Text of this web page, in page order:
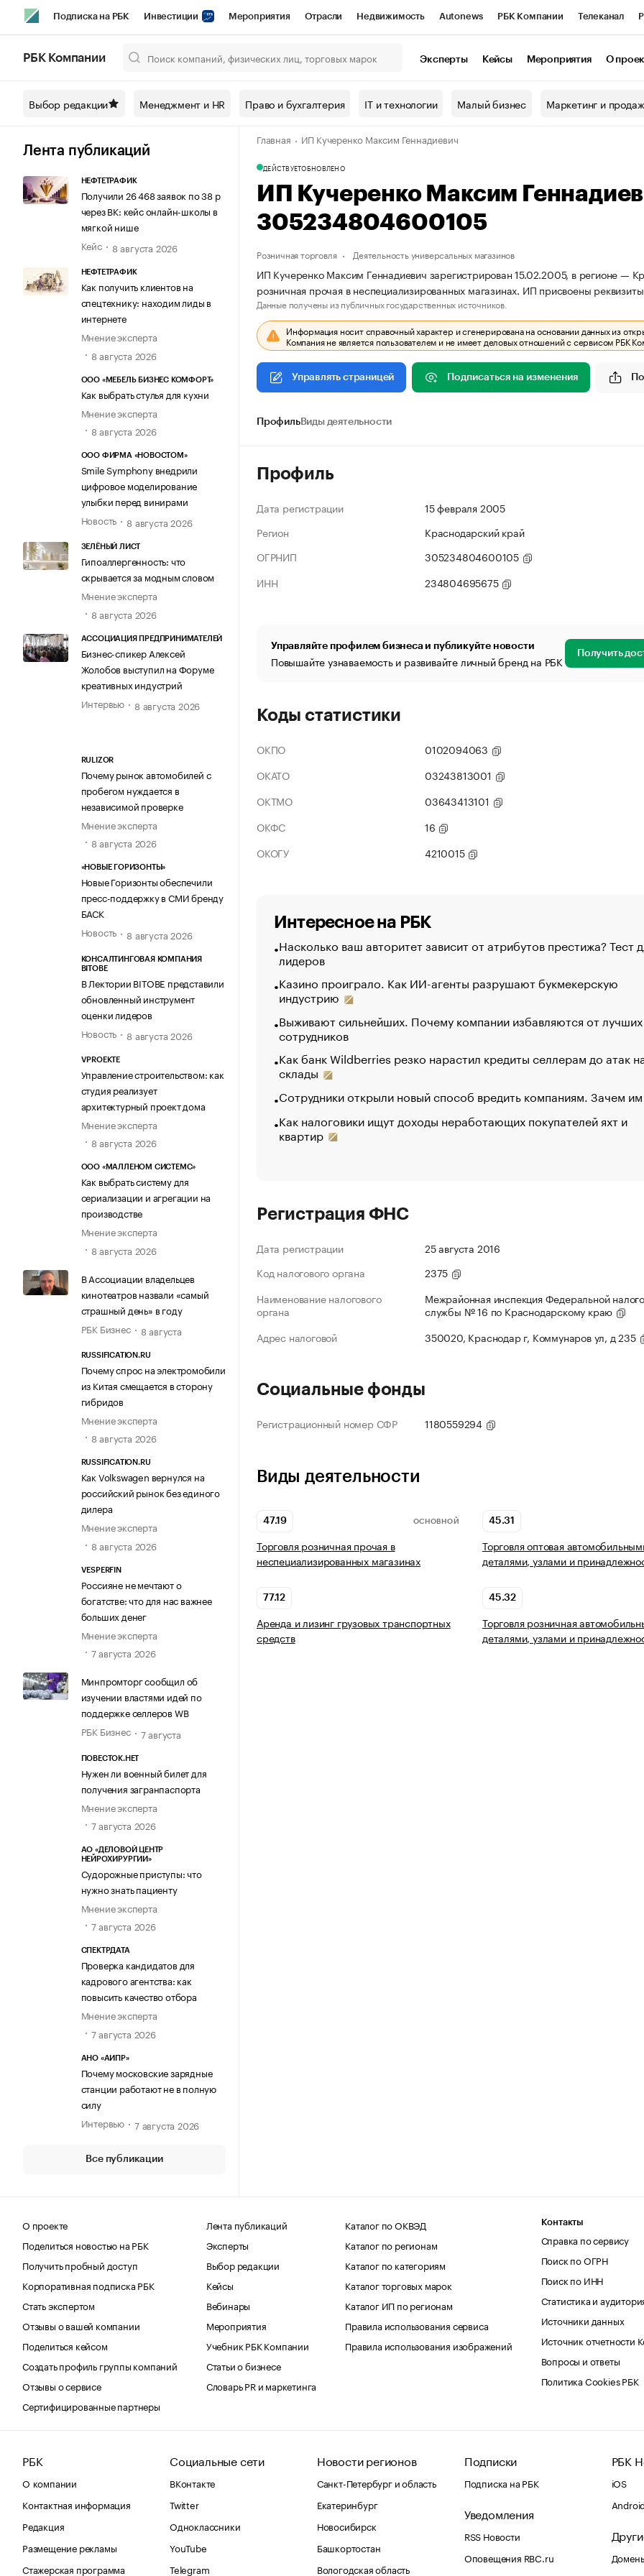
Подписка на РБК Инвестиции Мероприятия Отрасли Недвижимость Autonews РБК Компании Телеканал
Спецпроекты СПб Конференции СПб Спецпроекты Проверка контрагентов
Технологии и медиа Рынок наличной валюты
РБК Компании Эксперты Кейсы Мероприятия О
Выбор редакции Менеджмент и HR Право и бухгалтерия IT и технологии Малый бизнес Маркетинг и
Лента публикаций
НЕФТЕТРАФИК
Получили 26 468 заявок по 38 р
через ВК: кейс онлайн-школы в
мягкой нише
Кейс
8 августа 2026
НЕФТЕТРАФИК
Как получить клиентов на
спецтехнику: находим лиды в
интернете
Мнение эксперта
8 августа 2026
ООО «МЕБЕЛЬ БИЗНЕС КОМФОРТ»
Как выбрать стулья для кухни
Мнение эксперта
8 августа 2026
ООО ФИРМА «НОВОСТОМ»
Smile Symphony внедрили
цифровое моделирование
улыбки перед винирами
Новость
8 августа 2026
ЗЕЛЁНЫЙ ЛИСТ
Гипоаллергенность: что
скрывается за модным словом
Мнение эксперта
8 августа 2026
АССОЦИАЦИЯ ПРЕДПРИНИМАТЕЛЕЙ
Бизнес-спикер Алексей
Жолобов выступил на Форуме
креативных индустрий
Интервью
8 августа 2026
RULIZOR
Почему рынок автомобилей с
пробегом нуждается в
независимой проверке
Мнение эксперта
8 августа 2026
«НОВЫЕ ГОРИЗОНТЫ»
Новые Горизонты обеспечили
пресс-поддержку в СМИ бренду
БАСК
Новость
8 августа 2026
КОНСАЛТИНГОВАЯ КОМПАНИЯ
BITOBE
В Лектории BITOBE представили
обновленный инструмент
оценки лидеров
Новость
8 августа 2026
VPROEKTE
Управление строительством: как
студия реализует
архитектурный проект дома
Мнение эксперта
8 августа 2026
ООО «МАЛЛЕНОМ СИСТЕМС»
Как выбрать систему для
сериализации и агрегации на
производстве
Мнение эксперта
8 августа 2026
В Ассоциации владельцев
кинотеатров назвали «самый
страшный день» в году
РБК Бизнес
8 августа
RUSSIFICATION.RU
Почему спрос на электромобили
из Китая смещается в сторону
гибридов
Мнение эксперта
8 августа 2026
RUSSIFICATION.RU
Как Volkswagen вернулся на
российский рынок без единого
дилера
Мнение эксперта
8 августа 2026
VESPERFIN
Россияне не мечтают о
богатстве: что для нас важнее
больших денег
Мнение эксперта
7 августа 2026
Минпромторг сообщил об
изучении властями идей по
поддержке селлеров WB
РБК Бизнес
7 августа
ПОВЕСТОК.НЕТ
Нужен ли военный билет для
получения загранпаспорта
Мнение эксперта
7 августа 2026
АО «ДЕЛОВОЙ ЦЕНТР
НЕЙРОХИРУРГИИ»
Судорожные приступы: что
нужно знать пациенту
Мнение эксперта
7 августа 2026
СПЕКТРДАТА
Проверка кандидатов для
кадрового агентства: как
повысить качество отбора
Мнение эксперта
7 августа 2026
АНО «АИПР»
Почему московские зарядные
станции работают не в полную
силу
Интервью
7 августа 2026
Все публикации
Главная ИП Кучеренко Максим Геннадиевич
ДЕЙСТВУЕТОБНОВЛЕНО
ИП Кучеренко Максим
305234804600105
Розничная торговля Деятельность универсальных магазинов
ИП Кучеренко Максим Геннадиевич зарегистрирован 15.02.2005, в регионе —
розничная прочая в неспециализированных магазинах. ИП присвоены
Данные получены из публичных государственных источников.
Информация носит справочный характер и сгенерирована на основании данных из
Компания не является пользователем и не имеет деловых отношений с сервисом РБК
Управлять страницей Подписаться на изменения
ПрофильВиды деятельности
Профиль
Дата регистрации
15 февраля 2005
Регион
Краснодарский край
ОГРНИП
305234804600105
ИНН
234804695675
Управляйте профилем бизнеса и публикуйте новости
Повышайте узнаваемость и развивайте личный бренд на РБК Получить
Коды статистики
ОКПО
0102094063
ОКАТО
03243813001
ОКТМО
03643413101
ОКФС
16
ОКОГУ
4210015
Интересное на РБК
Насколько ваш авторитет зависит от атрибутов престижа? Тест
лидеров
Казино проиграло. Как ИИ-агенты разрушают букмекерскую
индустрию
Выживают сильнейших. Почему компании избавляются от лучших
сотрудников
Как банк Wildberries резко нарастил кредиты селлерам до атак
склады
Сотрудники открыли новый способ вредить компаниям. Зачем
Как налоговики ищут доходы неработающих покупателей яхт и
квартир
Регистрация ФНС
Дата регистрации
25 августа 2016
Код налогового органа
2375
Наименование налогового
органа
Межрайонная инспекция Федеральной
службы № 16 по Краснодарскому краю
Адрес налоговой
350020, Краснодар г, Коммунаров ул, д 235
Социальные фонды
Регистрационный номер СФР 1180559294
Виды деятельности
47.19 ОСНОВНОЙ
Торговля розничная прочая в
неспециализированных магазинах
45.31
Торговля оптовая
деталями, узлами и
77.12
Аренда и лизинг грузовых транспортных
средств
45.32
Торговля розничная
деталями, узлами и
О проекте
Поделиться новостью на РБК
Получить пробный доступ
Корпоративная подписка РБК
Стать экспертом
Отзывы о вашей компании
Поделиться кейсом
Создать профиль группы компаний
Отзывы о сервисе
Сертифицированные партнеры
Лента публикаций
Эксперты
Выбор редакции
Кейсы
Вебинары
Мероприятия
Учебник РБК Компании
Статьи о бизнесе
Словарь PR и маркетинга
Каталог по ОКВЭД
Каталог по регионам
Каталог по категориям
Каталог торговых марок
Каталог ИП по регионам
Правила использования сервиса
Правила использования изображений
Контакты
Справка по сервису
Поиск по ОГРН
Поиск по ИНН
Статистика и
Источники данных
Источник отчетности
Вопросы и ответы
Политика Cookies РБК
РБК
О компании
Контактная информация
Редакция
Размещение рекламы
Стажерская программа
Социальные сети
ВКонтакте
Twitter
Одноклассники
YouTube
Telegram
Новости регионов
Санкт-Петербург и область
Екатеринбург
Новосибирск
Башкортостан
Вологодская область
Подписки
Подписка на РБК
Уведомления
RSS Новости
Оповещения RBC.ru
РБК
iOS